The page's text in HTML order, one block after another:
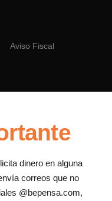
Aviso Fiscal
dinero en alguna
correos que no
@bepensa.com,